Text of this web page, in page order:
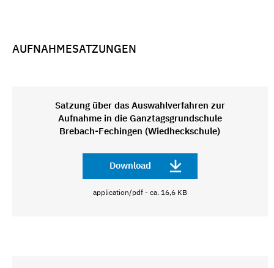
AUFNAHMESATZUNGEN
Satzung über das Auswahlverfahren zur
Aufnahme in die Ganztagsgrundschule
Brebach-Fechingen (Wiedheckschule)
Download
application/pdf - ca. 16,6 KB